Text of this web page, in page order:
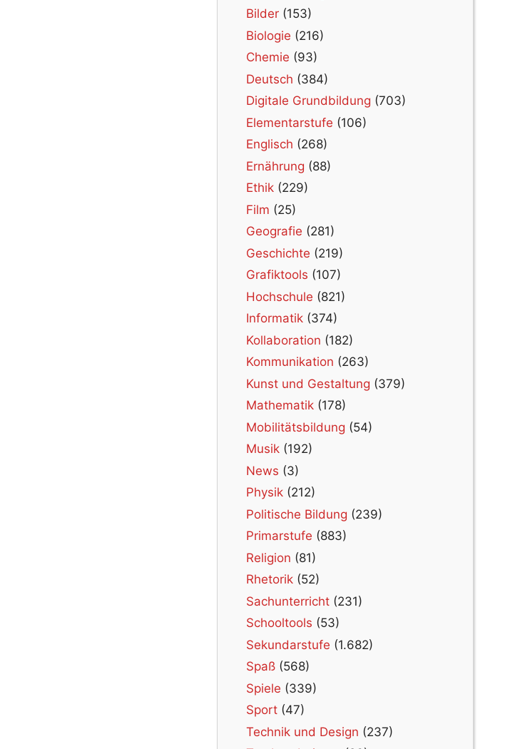
Bilder (153)
Biologie (216)
Chemie (93)
Deutsch (384)
Digitale Grundbildung (703)
Elementarstufe (106)
Englisch (268)
Ernährung (88)
Ethik (229)
Film (25)
Geografie (281)
Geschichte (219)
Grafiktools (107)
Hochschule (821)
Informatik (374)
Kollaboration (182)
Kommunikation (263)
Kunst und Gestaltung (379)
Mathematik (178)
Mobilitätsbildung (54)
Musik (192)
News (3)
Physik (212)
Politische Bildung (239)
Primarstufe (883)
Religion (81)
Rhetorik (52)
Sachunterricht (231)
Schooltools (53)
Sekundarstufe (1.682)
Spaß (568)
Spiele (339)
Sport (47)
Technik und Design (237)